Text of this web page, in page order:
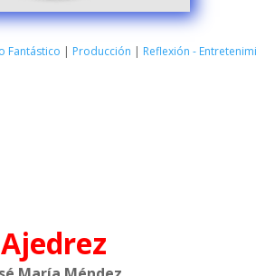
Fantástico | Producción | Reflexión -
Ajedrez